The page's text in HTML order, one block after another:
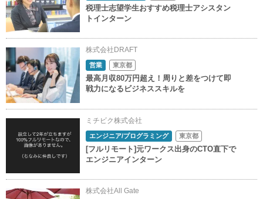
税理士志望学生おすすめ税理士アシスタン
トインターン
株式会社DRAFT
営業 東京都
最高月収80万円超え！周りと差をつけて即
戦力になるビジネススキルを
ミチビク株式会社
エンジニア/プログラミング 東京都
[フルリモート]元ワークス出身のCTO直下で
エンジニアインターン
株式会社All Gate